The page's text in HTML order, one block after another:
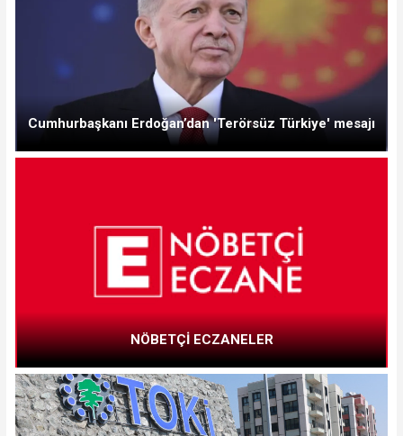
Cumhurbaşkanı Erdoğan’dan 'Terörsüz Türkiye' mesajı
NÖBETÇİ ECZANELER